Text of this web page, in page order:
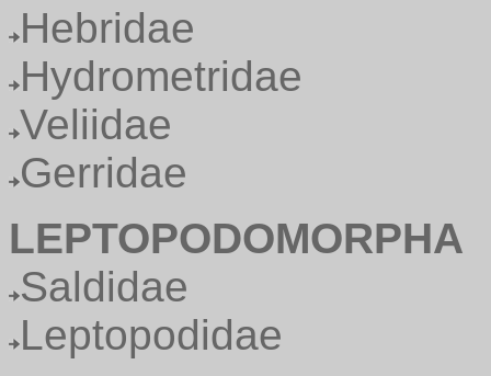
Hebridae
Hydrometridae
Veliidae
Gerridae
LEPTOPODOMORPHA
Saldidae
Leptopodidae